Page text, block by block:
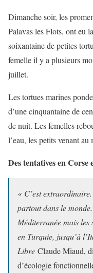
Dimanche soir, les
Palavas les Flots, ont eu
soixantaine de petites
femelle il y a plusieurs
juillet.
Les tortues marines
d’une cinquantaine de
de nuit. Les femelles
l’eau, les petits venant
Des tentatives en Corse
« C’est
partout dans le
Méditerranée mais les
en Turquie, jusqu’à
Libre Claude Miaud,
d’écologie